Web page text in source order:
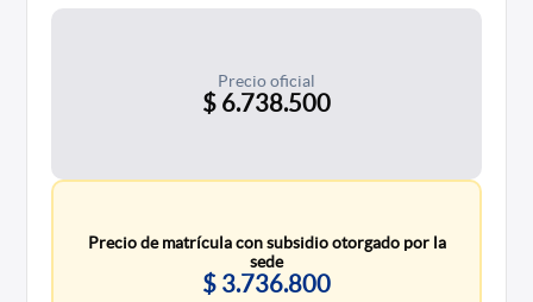
Precio oficial
$ 6.738.500
Precio de matrícula con subsidio otorgado por la
sede
$ 3.736.800